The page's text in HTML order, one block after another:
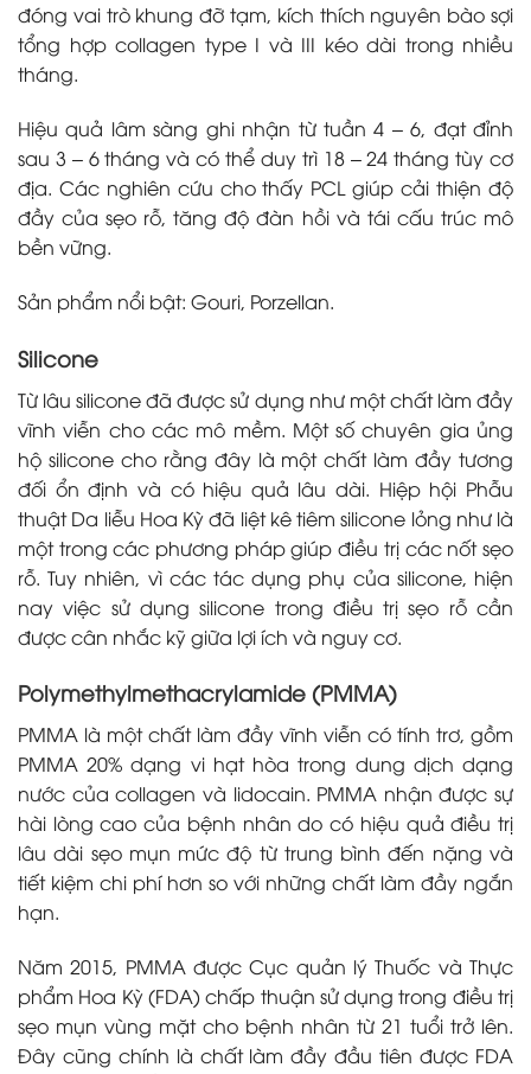
đóng vai trò khung đỡ tạm, kích thích nguyên bào sợi
tổng hợp collagen type I và III kéo dài trong nhiều
tháng.
Hiệu quả lâm sàng ghi nhận từ tuần 4 – 6, đạt đỉnh
sau 3 – 6 tháng và có thể duy trì 18 – 24 tháng tùy cơ
địa. Các nghiên cứu cho thấy PCL giúp cải thiện độ
đầy của sẹo rỗ, tăng độ đàn hồi và tái cấu trúc mô
bền vững.
Sản phẩm nổi bật: Gouri, Porzellan.
Silicone
Từ lâu silicone đã được sử dụng như một chất làm đầy
vĩnh viễn cho các mô mềm. Một số chuyên gia ủng
hộ silicone cho rằng đây là một chất làm đầy tương
đối ổn định và có hiệu quả lâu dài. Hiệp hội Phẫu
thuật Da liễu Hoa Kỳ đã liệt kê tiêm silicone lỏng như là
một trong các phương pháp giúp điều trị các nốt sẹo
rỗ. Tuy nhiên, vì các tác dụng phụ của silicone, hiện
nay việc sử dụng silicone trong điều trị sẹo rỗ cần
được cân nhắc kỹ giữa lợi ích và nguy cơ.
Polymethylmethacrylamide (PMMA)
PMMA là một chất làm đầy vĩnh viễn có tính trơ, gồm
PMMA 20% dạng vi hạt hòa trong dung dịch dạng
nước của collagen và lidocain. PMMA nhận được sự
hài lòng cao của bệnh nhân do có hiệu quả điều trị
lâu dài sẹo mụn mức độ từ trung bình đến nặng và
tiết kiệm chi phí hơn so với những chất làm đầy ngắn
hạn.
Năm 2015, PMMA được Cục quản lý Thuốc và Thực
phẩm Hoa Kỳ (FDA) chấp thuận sử dụng trong điều trị
sẹo mụn vùng mặt cho bệnh nhân từ 21 tuổi trở lên.
Đây cũng chính là chất làm đầy đầu tiên được FDA